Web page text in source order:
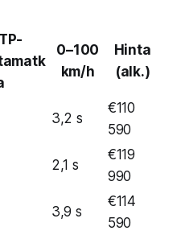
0–100
km/h
Hinta
(alk.)
3,2 s
€110
590
2,1 s
€119
990
3,9 s
€114
590